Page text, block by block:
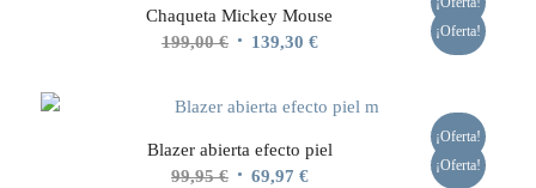
Chaqueta Mickey Mouse
199,00€ El
original
199,00 €.
139,30 €El
actual
139,30 €.
¡Oferta!
¡Oferta!
Blazer abierta efecto piel
99,95€ El 69,97 €El
¡Oferta!